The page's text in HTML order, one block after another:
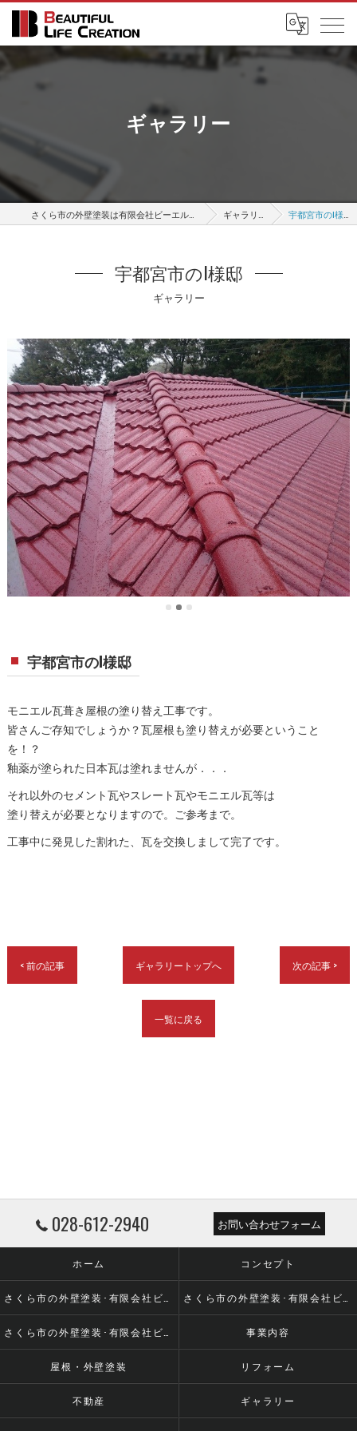
ギャラリー
さくら市の外壁塗装は有限会社ビーエルシー ギャラリー 宇都宮市のI様邸
ギャラリー
宇都宮市のI様邸
宇都宮市のI様邸
モニエル瓦葺き屋根の塗り替え工事です。
皆さんご存知でしょうか？瓦屋根も塗り替えが必要ということ
を！？
釉薬が塗られた日本瓦は塗れませんが．．．
それ以外のセメント瓦やスレート瓦やモニエル瓦等は
塗り替えが必要となりますので。ご参考まで。
工事中に発見した割れた、瓦を交換しまして完了です。
< 前の記事 ギャラリートップへ 次の記事 >
一覧に戻る
028-612-2940 お問い合わせフォーム
ホーム コンセプト
事業内容
屋根・外壁塗装 リフォーム
不動産 ギャラリー